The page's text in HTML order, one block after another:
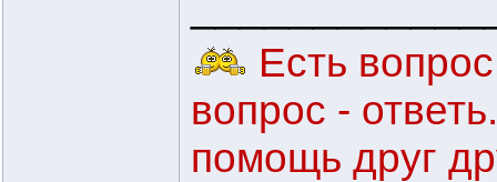
Есть
вопрос -
помощь друг